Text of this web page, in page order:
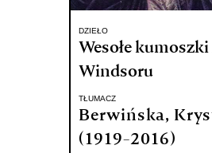
DZIEŁO
Wesołe kumoszki
Windsoru
TŁUMACZ
Berwińska,
(1919-2016)